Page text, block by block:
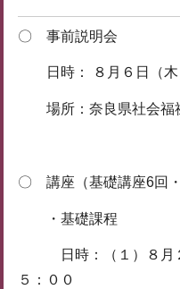
〇 事前説明会
日時： ８月６日（木
場所：奈良県社会福
〇 講座（基礎講座6回・
・基礎課程
日時：（１）８月
５：００